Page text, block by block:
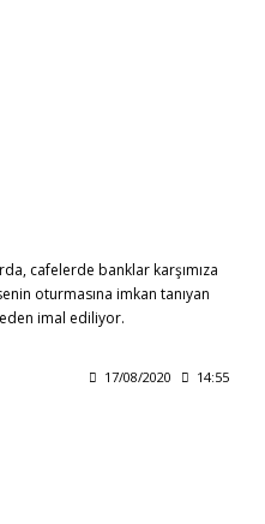
cafelerde banklar karşımıza
oturmasına imkan tanıyan
imal ediliyor.
17/08/2020 14:55